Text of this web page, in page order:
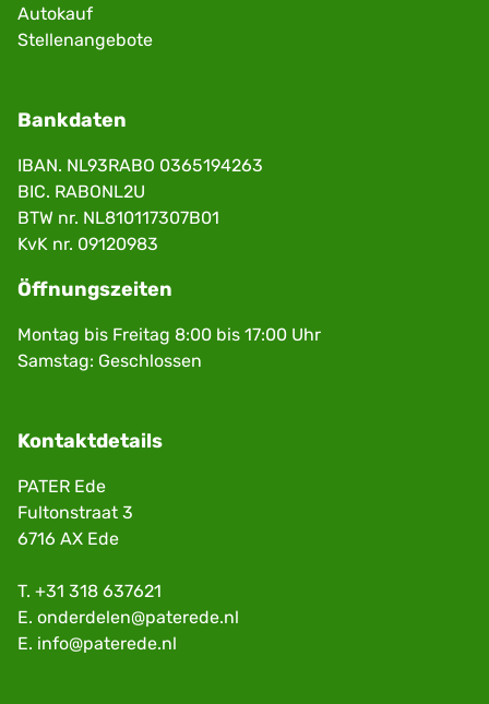
Autokauf
Stellenangebote
Bankdaten
IBAN. NL93RABO 0365194263
BIC. RABONL2U
BTW nr. NL810117307B01
KvK nr. 09120983
Öffnungszeiten
Montag bis Freitag 8:00 bis 17:00 Uhr
Samstag: Geschlossen
Kontaktdetails
PATER Ede
Fultonstraat 3
6716 AX Ede
T. +31 318 637621
E. onderdelen@paterede.nl
E. info@paterede.nl